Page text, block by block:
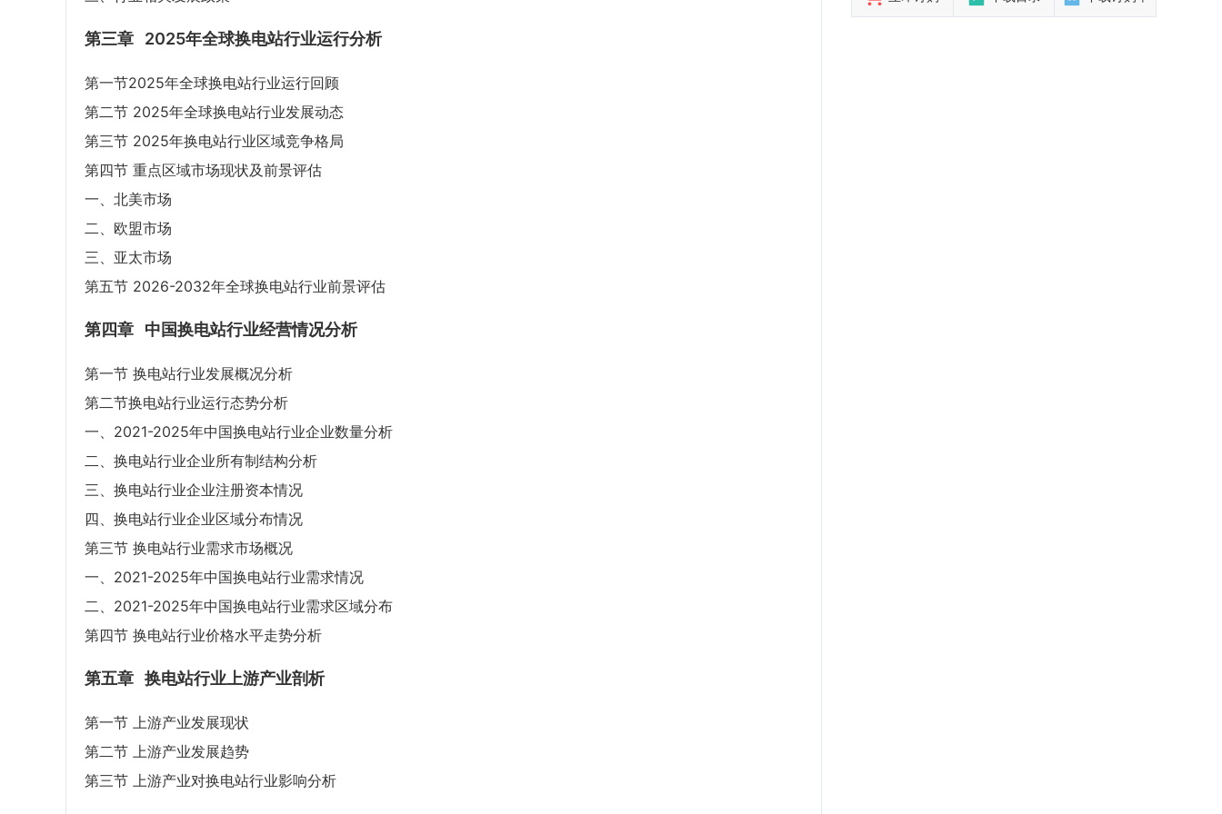
第三章 2025年全球换电站行业运行分析
第一节2025年全球换电站行业运行回顾
第二节 2025年全球换电站行业发展动态
第三节 2025年换电站行业区域竞争格局
第四节 重点区域市场现状及前景评估
一、北美市场
二、欧盟市场
三、亚太市场
第五节 2026-2032年全球换电站行业前景评估
第四章 中国换电站行业经营情况分析
第一节 换电站行业发展概况分析
第二节换电站行业运行态势分析
一、2021-2025年中国换电站行业企业数量分析
二、换电站行业企业所有制结构分析
三、换电站行业企业注册资本情况
四、换电站行业企业区域分布情况
第三节 换电站行业需求市场概况
一、2021-2025年中国换电站行业需求情况
二、2021-2025年中国换电站行业需求区域分布
第四节 换电站行业价格水平走势分析
第五章 换电站行业上游产业剖析
第一节 上游产业发展现状
第二节 上游产业发展趋势
第三节 上游产业对换电站行业影响分析